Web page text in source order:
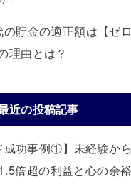
の貯金の適正額は【ゼ
理由とは？
の投稿記事
成功事例①】未経験か
倍超の利益と心の余